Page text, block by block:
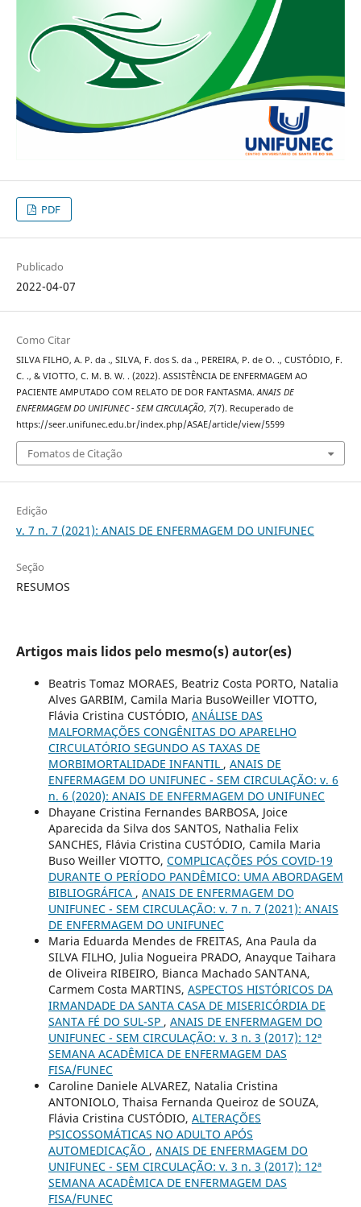
PDF
Publicado
2022-04-07
Como Citar
SILVA FILHO, A. P. da ., SILVA, F. dos S. da ., PEREIRA, P. de O. ., CUSTÓDIO, F.
C. ., & VIOTTO, C. M. B. W. . (2022). ASSISTÊNCIA DE ENFERMAGEM AO
PACIENTE AMPUTADO COM RELATO DE DOR FANTASMA.ANAIS DE
ENFERMAGEM DO UNIFUNEC - SEM CIRCULAÇÃO, 7(7). Recuperado de
https://seer.unifunec.edu.br/index.php/ASAE/article/view/5599
Fomatos de Citação
Edição
v. 7 n. 7 (2021): ANAIS DE ENFERMAGEM DO UNIFUNEC
Seção
RESUMOS
Artigos mais lidos pelo mesmo(s) autor(es)
Beatris Tomaz MORAES, Beatriz Costa PORTO, Natalia
Alves GARBIM, Camila Maria BusoWeiller VIOTTO,
Flávia Cristina CUSTÓDIO, ANÁLISE DAS
MALFORMAÇÕES CONGÊNITAS DO APARELHO
CIRCULATÓRIO SEGUNDO AS TAXAS DE
MORBIMORTALIDADE INFANTIL , ANAIS DE
ENFERMAGEM DO UNIFUNEC - SEM CIRCULAÇÃO: v. 6
n. 6 (2020): ANAIS DE ENFERMAGEM DO UNIFUNEC
Dhayane Cristina Fernandes BARBOSA, Joice
Aparecida da Silva dos SANTOS, Nathalia Felix
SANCHES, Flávia Cristina CUSTÓDIO, Camila Maria
Buso Weiller VIOTTO, COMPLICAÇÕES PÓS COVID-19
DURANTE O PERÍODO PANDÊMICO: UMA ABORDAGEM
BIBLIOGRÁFICA , ANAIS DE ENFERMAGEM DO
UNIFUNEC - SEM CIRCULAÇÃO: v. 7 n. 7 (2021): ANAIS
DE ENFERMAGEM DO UNIFUNEC
Maria Eduarda Mendes de FREITAS, Ana Paula da
SILVA FILHO, Julia Nogueira PRADO, Anayque Taihara
de Oliveira RIBEIRO, Bianca Machado SANTANA,
Carmem Costa MARTINS, ASPECTOS HISTÓRICOS DA
IRMANDADE DA SANTA CASA DE MISERICÓRDIA DE
SANTA FÉ DO SUL-SP , ANAIS DE ENFERMAGEM DO
UNIFUNEC - SEM CIRCULAÇÃO: v. 3 n. 3 (2017): 12ª
SEMANA ACADÊMICA DE ENFERMAGEM DAS
FISA/FUNEC
Caroline Daniele ALVAREZ, Natalia Cristina
ANTONIOLO, Thaisa Fernanda Queiroz de SOUZA,
Flávia Cristina CUSTÓDIO, ALTERAÇÕES
PSICOSSOMÁTICAS NO ADULTO APÓS
AUTOMEDICAÇÃO , ANAIS DE ENFERMAGEM DO
UNIFUNEC - SEM CIRCULAÇÃO: v. 3 n. 3 (2017): 12ª
SEMANA ACADÊMICA DE ENFERMAGEM DAS
FISA/FUNEC